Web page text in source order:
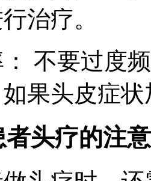
治疗。
不要过度
果头皮症
者头疗的注